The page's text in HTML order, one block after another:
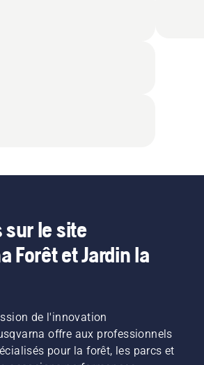
sur le site
Forêt et Jardin la
de l'innovation
offre aux professionnels
pour la forêt, les parcs et